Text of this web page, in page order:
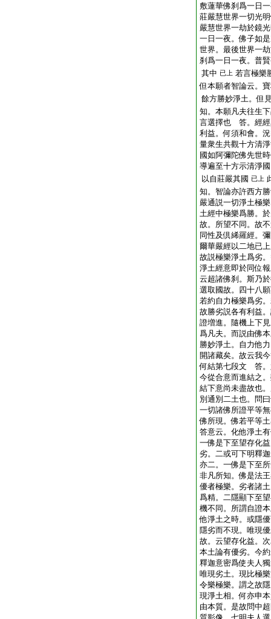
敷蓮華佛刹爲一日
莊嚴慧世界一切光
嚴慧世界一劫於鏡
一日一夜。佛子如
世界。最後世界一
刹爲一日一夜。普
其中 已上 若言極樂
但本願者智論云。
餘方勝妙淨土。但
知。本願凡夫往生
言選擇也 答。經經
利益。何須和會。
量衆生共觀十方清
國如阿彌陀佛先世
導遍至十方示清淨
以自莊嚴其國 已上
知。智論亦許西方
嚴通説一切淨土極
土經中極樂爲勝。
故。所望不同。故
同性及倶絺羅經。
爾華嚴經以二地已
故説極樂淨土爲劣
淨土經意即於同位
云超諸佛刹。斯乃
選取國故。四十八
若約自力極樂爲劣
故勝劣説各有利益
證増進。隨機上下
爲凡夫。而説由佛
勝妙淨土。自力他
開諸藏矣。故云我
何結第七段文 答。
今從合意而進結之
結下意尚未盡故也
別通別二土也。問
一切諸佛所證平等
佛所現。佛若平等
答意云。化他淨土
一佛是下至望存化
劣。二或可下明釋
亦二。一佛是下至
非凡所知。佛是法
優者極樂。劣者諸
爲精。二隱顯下至
機不同。所謂自證
他淨土之時。或隱
隱劣而不現。唯現
故。云望存化益。
本土論有優劣。今
釋迦意密爲使夫人
唯現劣土。現比極
令樂極樂。謂之故
現淨土相。何亦申
由本質。是故問中